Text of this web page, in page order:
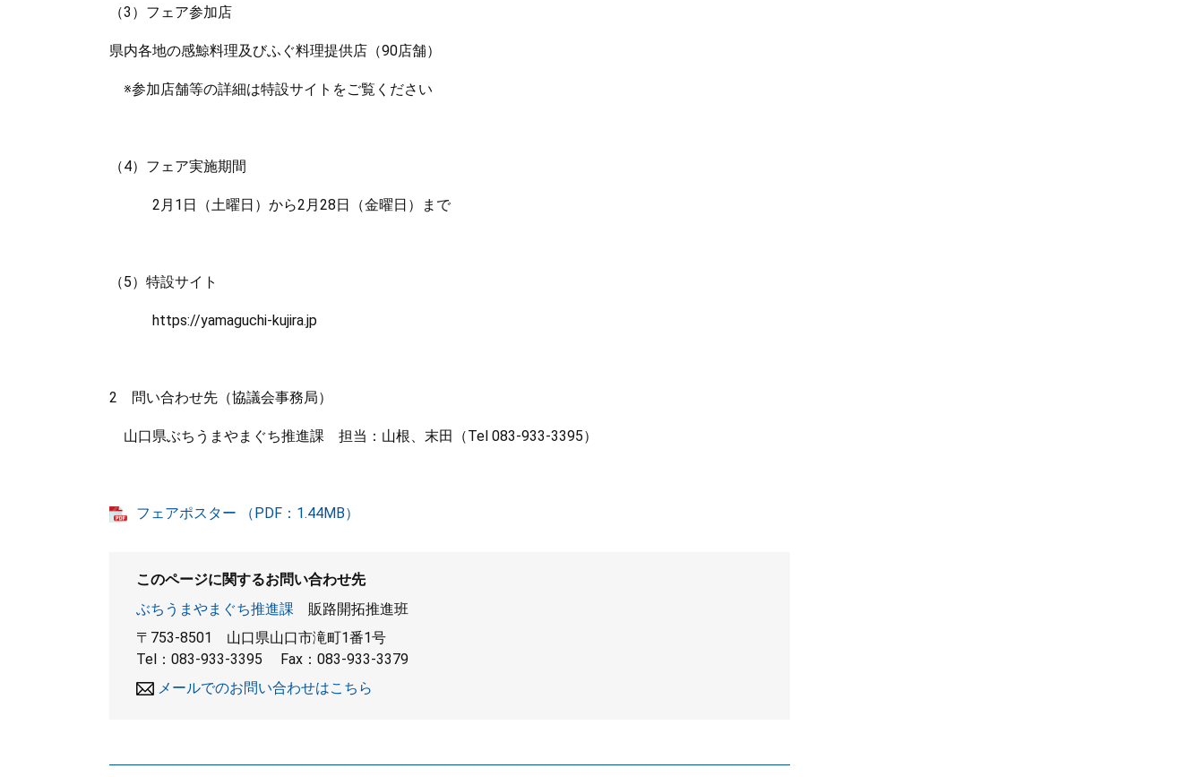
（3）フェア参加店
県内各地の感鯨料理及びふぐ料理提供店（90店舗）
※参加店舗等の詳細は特設サイトをご覧ください
（4）フェア実施期間
2月1日（土曜日）から2月28日（金曜日）まで
（5）特設サイト
https://yamaguchi-kujira.jp
2 問い合わせ先（協議会事務局）
山口県ぶちうまやまぐち推進課 担当：山根、末田（Tel 083-933-3395）
フェアポスター （PDF：1.44MB）
このページに関するお問い合わせ先
ぶちうまやまぐち推進課
販路開拓推進班
〒753-8501
山口県山口市滝町1番1号
Tel：083-933-3395
Fax：083-933-3379
メールでのお問い合わせはこちら